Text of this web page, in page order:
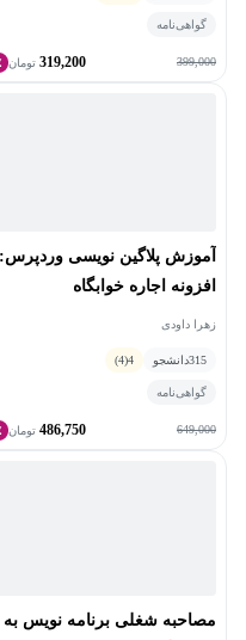
گواهی‌نامه
399,000
319,200 تومان
آموزش پلاگین نویسی وردپرس:
افزونه اجاره خوابگاه
زهرا داودی
315دانشجو 4
(4)
گواهی‌نامه
649,000
486,750 تومان
مصاحبه شغلی برنامه نویس به